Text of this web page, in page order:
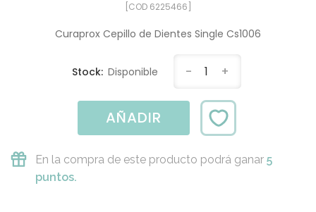
[COD 6225466]
Curaprox Cepillo de Dientes Single Cs1006
Stock: Disponible - 1 +
AÑADIR
En la compra de este producto podrá ganar5
puntos.